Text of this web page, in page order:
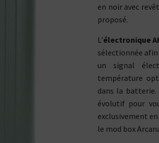
en noir avec
proposé.
L'électronique
sélectionnée
un signal
température
dans la batterie.
évolutif pour
exclusivement
le mod box